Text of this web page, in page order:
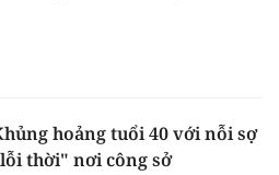
hoảng tuổi 40 với nỗi sợ
thời" nơi công sở